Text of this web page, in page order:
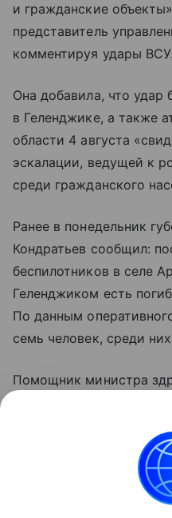
и гражданские
представитель
комментируя удары ВСУ.
Она добавила, что удар
в Геленджике, а также
области 4 августа
эскалации, ведущей к
среди гражданского
Ранее в понедельник
Кондратьев сообщил:
беспилотников в селе
Геленджиком есть
По данным
семь человек, среди
Помощник министра
оказали амбулаторно.
Россия